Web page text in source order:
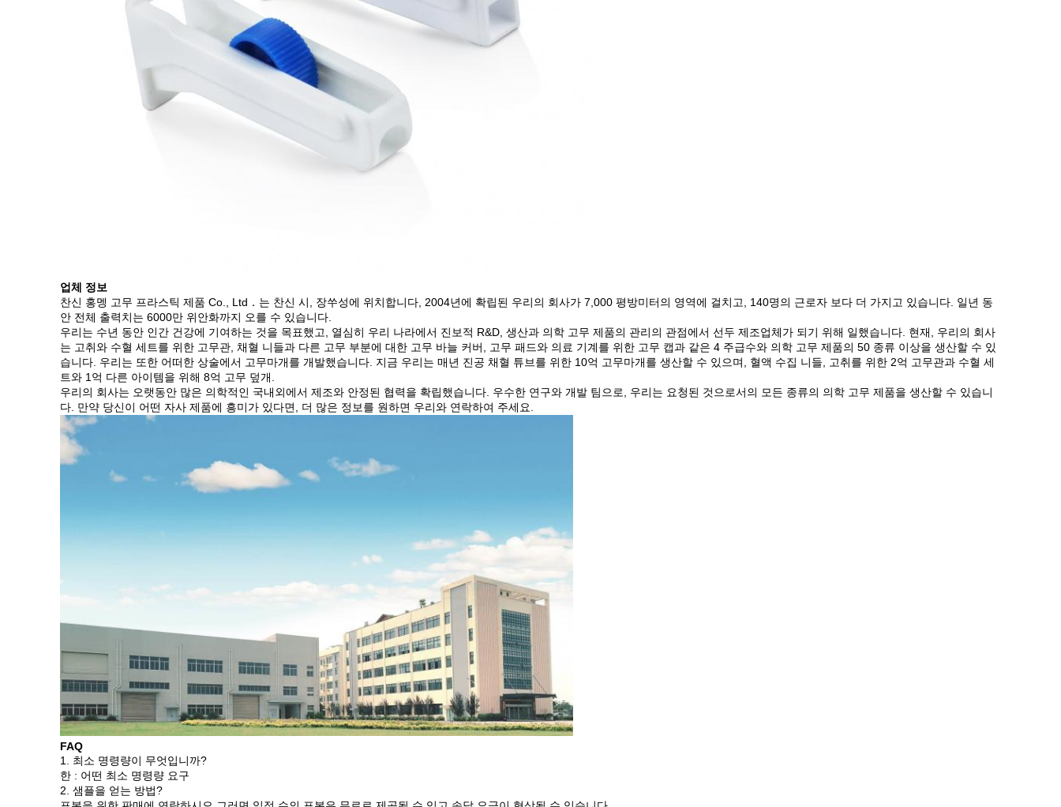
업체 정보
찬신 홍멩 고무 프라스틱 제품 Co., Ltd．는 찬신 시, 장쑤성에 위치합니다, 2004년에 확립된 우리의 회사가 7,000 평방미터의 영역에 걸치고, 140명의 근로자 보다 더 가지고 있습니다. 일년 동
안 전체 출력치는 6000만 위안화까지 오를 수 있습니다.
우리는 수년 동안 인간 건강에 기여하는 것을 목표했고, 열심히 우리 나라에서 진보적 R&D, 생산과 의학 고무 제품의 관리의 관점에서 선두 제조업체가 되기 위해 일했습니다. 현재, 우리의 회사
는 고취와 수혈 세트를 위한 고무관, 채혈 니들과 다른 고무 부분에 대한 고무 바늘 커버, 고무 패드와 의료 기계를 위한 고무 캡과 같은 4 주급수와 의학 고무 제품의 50 종류 이상을 생산할 수 있
습니다. 우리는 또한 어떠한 상술에서 고무마개를 개발했습니다. 지금 우리는 매년 진공 채혈 튜브를 위한 10억 고무마개를 생산할 수 있으며, 혈액 수집 니들, 고취를 위한 2억 고무관과 수혈 세
트와 1억 다른 아이템을 위해 8억 고무 덮개.
우리의 회사는 오랫동안 많은 의학적인 국내외에서 제조와 안정된 협력을 확립했습니다. 우수한 연구와 개발 팀으로, 우리는 요청된 것으로서의 모든 종류의 의학 고무 제품을 생산할 수 있습니
다. 만약 당신이 어떤 자사 제품에 흥미가 있다면, 더 많은 정보를 원하면 우리와 연락하여 주세요.
FAQ
1. 최소 명령량이 무엇입니까?
한 : 어떤 최소 명령량 요구
2. 샘플을 얻는 방법?